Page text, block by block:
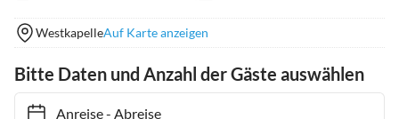
WestkapelleAuf Karte anzeigen
Bitte Daten und Anzahl der Gäste auswählen
Anreise- Abreise